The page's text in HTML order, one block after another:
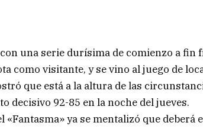
una serie durísima de comienzo a fin
como visitante, y se vino al juego de
que está a la altura de las
decisivo 92-85 en la noche del jueves.
ya se mentalizó que deberá